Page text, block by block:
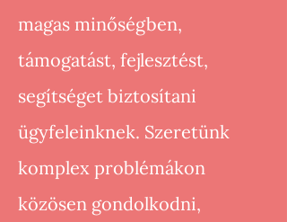
magas minőségben,
támogatást, fejlesztést,
segítséget biztosítani
ügyfeleinknek. Szeretünk
komplex problémákon
közösen gondolkodni,